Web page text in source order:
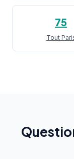
75
Tout